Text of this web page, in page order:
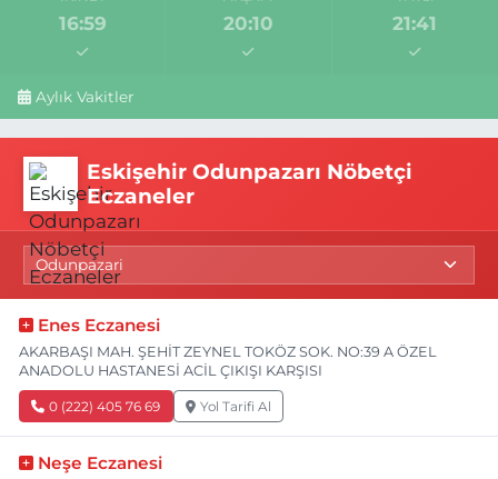
16:59 20:10 21:41
Aylık Vakitler
Eskişehir Odunpazarı Nöbetçi
Eczaneler
Enes Eczanesi
AKARBAŞI MAH. ŞEHİT ZEYNEL TOKÖZ SOK. NO:39 A ÖZEL
ANADOLU HASTANESİ ACİL ÇIKIŞI KARŞISI
0 (222) 405 76 69 Yol Tarifi Al
Neşe Eczanesi